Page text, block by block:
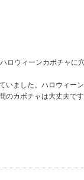
ロウィーンカボチャに
いました。ハロウィー
のカボチャは大丈夫で